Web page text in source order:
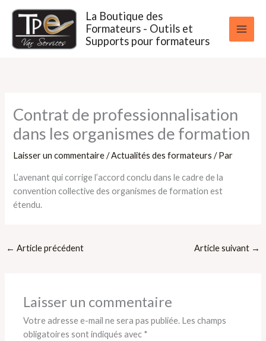
contenu
La Boutique des
Formateurs - Outils et
Supports pour formateurs
Contrat de professionnalisation
dans les organismes de formation
Laisser un commentaire /Actualités des formateurs / Par
L’avenant qui corrige l’accord conclu dans le cadre de la
convention collective des organismes de formation est
étendu.
← Article précédent Article suivant →
Laisser un commentaire
Votre adresse e-mail ne sera pas publiée. Les champs
obligatoires sont indiqués avec *